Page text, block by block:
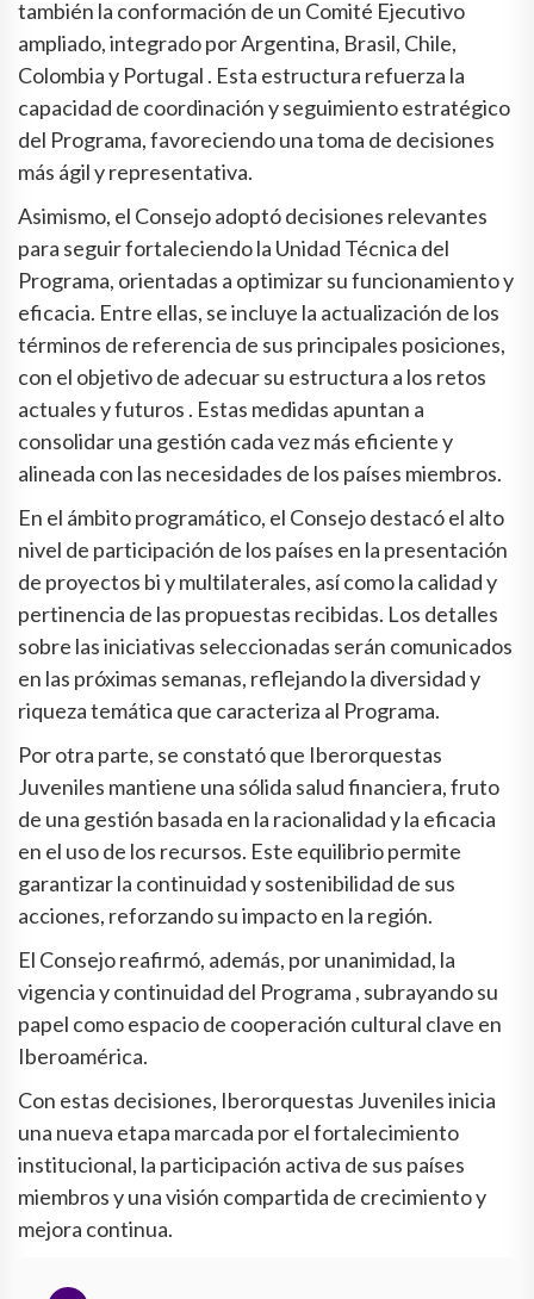
también la conformación de un Comité Ejecutivo
ampliado, integrado por Argentina, Brasil, Chile,
Colombia y Portugal . Esta estructura refuerza la
capacidad de coordinación y seguimiento estratégico
del Programa, favoreciendo una toma de decisiones
más ágil y representativa.
Asimismo, el Consejo adoptó decisiones relevantes
para seguir fortaleciendo la Unidad Técnica del
Programa, orientadas a optimizar su funcionamiento y
eficacia. Entre ellas, se incluye la actualización de los
términos de referencia de sus principales posiciones,
con el objetivo de adecuar su estructura a los retos
actuales y futuros . Estas medidas apuntan a
consolidar una gestión cada vez más eficiente y
alineada con las necesidades de los países miembros.
En el ámbito programático, el Consejo destacó el alto
nivel de participación de los países en la presentación
de proyectos bi y multilaterales, así como la calidad y
pertinencia de las propuestas recibidas. Los detalles
sobre las iniciativas seleccionadas serán comunicados
en las próximas semanas, reflejando la diversidad y
riqueza temática que caracteriza al Programa.
Por otra parte, se constató que Iberorquestas
Juveniles mantiene una sólida salud financiera, fruto
de una gestión basada en la racionalidad y la eficacia
en el uso de los recursos. Este equilibrio permite
garantizar la continuidad y sostenibilidad de sus
acciones, reforzando su impacto en la región.
El Consejo reafirmó, además, por unanimidad, la
vigencia y continuidad del Programa , subrayando su
papel como espacio de cooperación cultural clave en
Iberoamérica.
Con estas decisiones, Iberorquestas Juveniles inicia
una nueva etapa marcada por el fortalecimiento
institucional, la participación activa de sus países
miembros y una visión compartida de crecimiento y
mejora continua.